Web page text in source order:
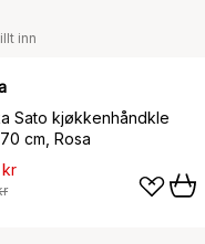
inn
Sato kjøkkenhåndkle
cm, Rosa